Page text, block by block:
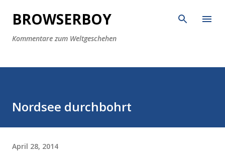
Direkt zum Hauptbereich
BROWSERBOY
Kommentare zum Weltgeschehen
Nordsee durchbohrt
April 28, 2014